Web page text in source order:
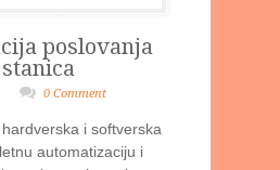
poslovanja
0 Comment
i softverska
automatizaciju i